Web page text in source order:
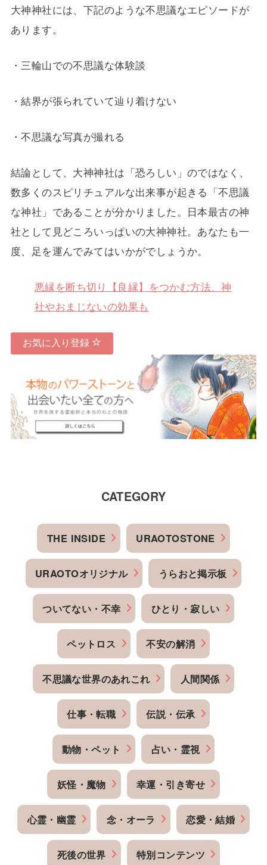
大神神社には、下記のような不思議なエピソードが
あります。
・三輪山での不思議な体験談
・結界が張られていて辿り着けない
・不思議な写真が撮れる
結論として、大神神社は「恐ろしい」のではなく、
数多くのスピリチュアルな出来事が起きる「不思議
な神社」であることが分かりました。日本最古の神
社として見どころいっぱいの大神神社。あなたも一
度、足を運んでみてはいかがでしょうか。
悪縁を断ち切り【良縁】をつかむ方法、神
社やおまじないの効果も
お気に入り登録
CATEGORY
THE INSIDE URAOTOSTONE
URAOTOオリジナル うらおと掲示板
ついてない・不幸 ひとり・寂しい
ペットロス 不安の解消
不思議な世界のあれこれ 人間関係
仕事・転職 伝説・伝承
動物・ペット 占い・霊視
妖怪・魔物 幸運・引き寄せ
心霊・幽霊 念・オーラ 恋愛・結婚
死後の世界 特別コンテンツ